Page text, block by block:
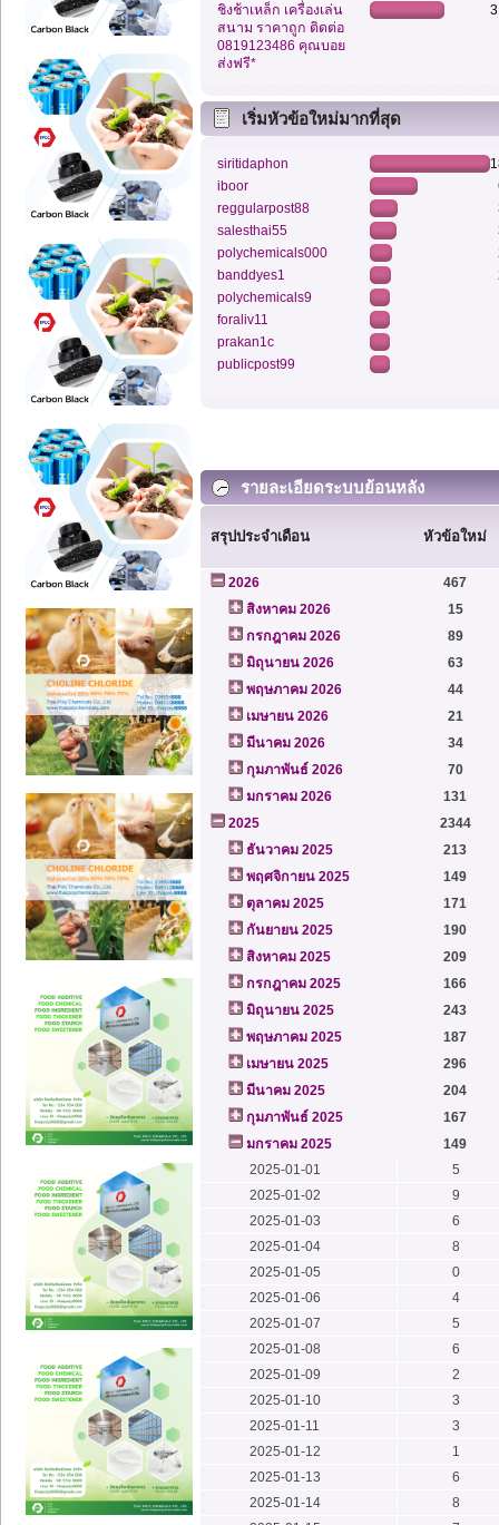
ชิงช้าเหล็ก เครื่องเล่น
สนาม ราคาถูก ติดต่อ
0819123486 คุณบอย
ส่งฟรี*
เริ่มหัวข้อใหม่มากที่สุด
siritidaphon
iboor
reggularpost88
salesthai55
polychemicals000
banddyes1
polychemicals9
foraliv11
prakan1c
publicpost99
รายละเอียดระบบย้อนหลัง
สรุปประจำเดือน หัวข้อใหม่
2026
467
สิงหาคม 2026
15
กรกฎาคม 2026
89
มิถุนายน 2026
63
พฤษภาคม 2026
44
เมษายน 2026
21
มีนาคม 2026
34
กุมภาพันธ์ 2026
70
มกราคม 2026
131
2025
2344
ธันวาคม 2025
213
พฤศจิกายน 2025
149
ตุลาคม 2025
171
กันยายน 2025
190
สิงหาคม 2025
209
กรกฎาคม 2025
166
มิถุนายน 2025
243
พฤษภาคม 2025
187
เมษายน 2025
296
มีนาคม 2025
204
กุมภาพันธ์ 2025
167
มกราคม 2025
149
2025-01-01
5
2025-01-02
9
2025-01-03
6
2025-01-04
8
2025-01-05
0
2025-01-06
4
2025-01-07
5
2025-01-08
6
2025-01-09
2
2025-01-10
3
2025-01-11
3
2025-01-12
1
2025-01-13
6
2025-01-14
8